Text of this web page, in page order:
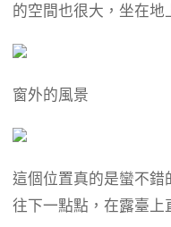
的空間也很大，坐在地
窗外的風景
這個位置真的是蠻不錯
往下一點點，在露臺上